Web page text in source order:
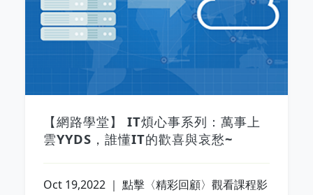
【網路學堂】 IT煩心事系列：萬事上
雲YYDS，誰懂IT的歡喜與哀愁~
Oct 19,2022 ｜ 點擊〈精彩回顧〉觀看課程影